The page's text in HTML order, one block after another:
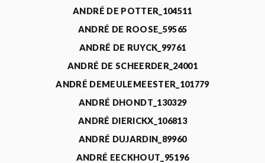
ANDRÉ DE POTTER_104511
ANDRÉ DE ROOSE_59565
ANDRÉ DE RUYCK_99761
ANDRÉ DE SCHEERDER_24001
ANDRÉ DEMEULEMEESTER_101779
ANDRÉ DHONDT_130329
ANDRÉ DIERICKX_106813
ANDRÉ DUJARDIN_89960
ANDRÉ EECKHOUT_95196